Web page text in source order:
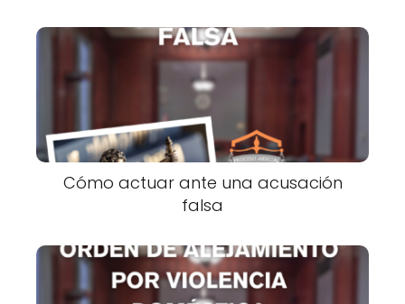
Cómo actuar ante una acusación
falsa